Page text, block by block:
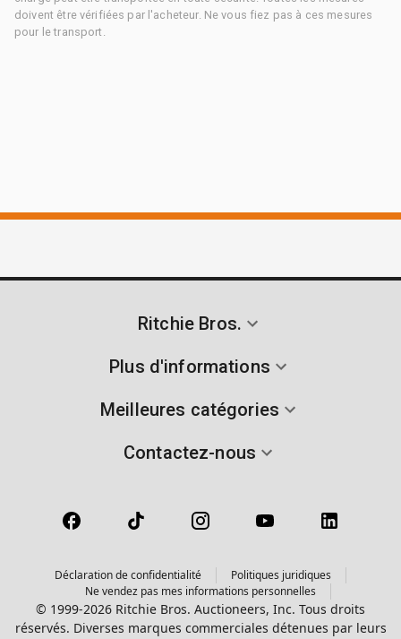
doivent être vérifiées par l'acheteur. Ne vous fiez pas à ces mesures
pour le transport.
Ritchie Bros.
Plus d'informations
Meilleures catégories
Contactez-nous
Déclaration de confidentialité
Politiques juridiques
Ne vendez pas mes informations personnelles
© 1999-2026 Ritchie Bros. Auctioneers, Inc. Tous droits
réservés. Diverses marques commerciales détenues par leurs